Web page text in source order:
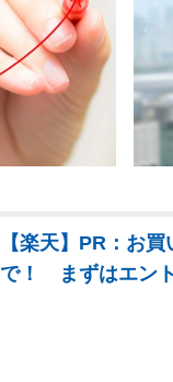
【楽天】PR：お
で！ まずはエン